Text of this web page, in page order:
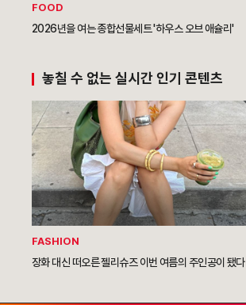
FOOD
2026년을 여는 종합선물세트 '하우스 오브 애슐리'
놓칠 수 없는 실시간 인기 콘텐츠
FASHION
장화 대신 떠오른 젤리슈즈 이번 여름의 주인공이 됐다